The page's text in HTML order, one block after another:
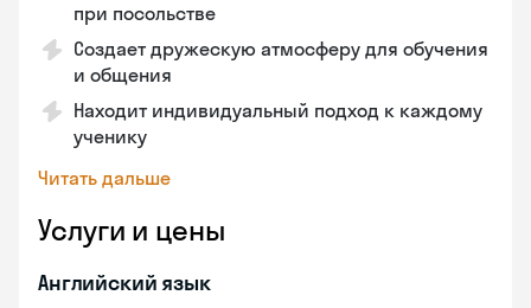
при посольстве
Создает дружескую атмосферу для обучения
и общения
Находит индивидуальный подход к каждому
ученику
Читать дальше
Услуги и цены
Английский язык